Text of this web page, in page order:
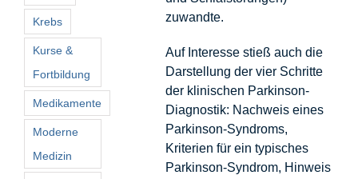
zuwandte.
Auf Interesse stieß auch die
Darstellung der vier Schritte
der klinischen Parkinson-
Diagnostik: Nachweis eines
Parkinson-Syndroms,
Kriterien für ein typisches
Parkinson-Syndrom, Hinweis
Krebs
Kurse &
Fortbildung
Medikamente
Moderne
Medizin